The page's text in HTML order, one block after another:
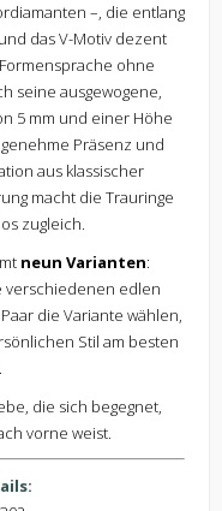
–, die entlang
das V-Motiv dezent
ohne
seine ausgewogene,
5 mm und einer Höhe
Präsenz und
aus klassischer
macht die Trauringe
zugleich.
neun Varianten:
verschiedenen edlen
die Variante wählen,
Stil am besten
die sich begegnet,
vorne weist.